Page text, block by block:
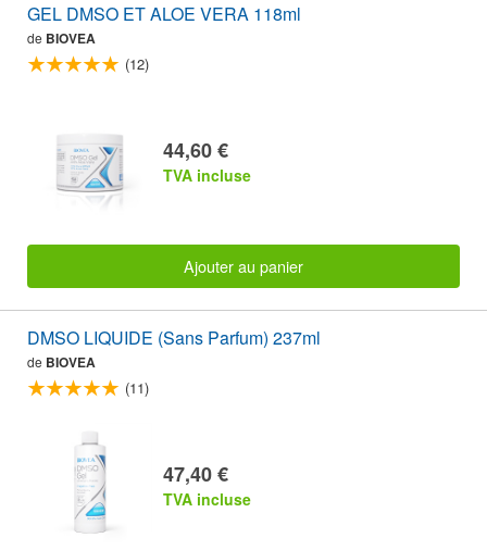
GEL DMSO ET ALOE VERA 118ml
de BIOVEA
(12)
44,60 €
TVA incluse
Ajouter au panier
DMSO LIQUIDE (Sans Parfum) 237ml
de BIOVEA
(11)
47,40 €
TVA incluse